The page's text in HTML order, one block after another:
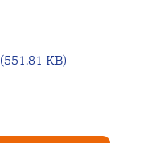
(551.81 KB)